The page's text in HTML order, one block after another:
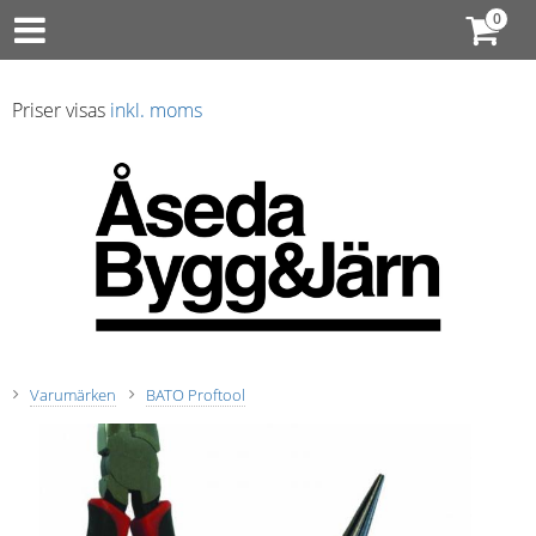
Priser visas inkl. moms
Varumärken BATO Proftool